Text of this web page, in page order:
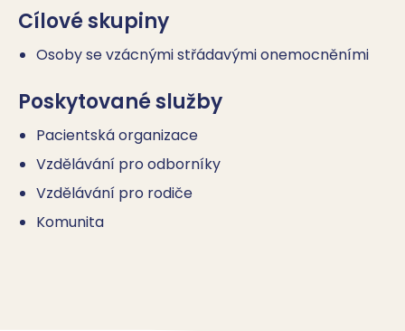
Cílové skupiny
Osoby se vzácnými střádavými onemocněními
Poskytované služby
Pacientská organizace
Vzdělávání pro odborníky
Vzdělávání pro rodiče
Komunita